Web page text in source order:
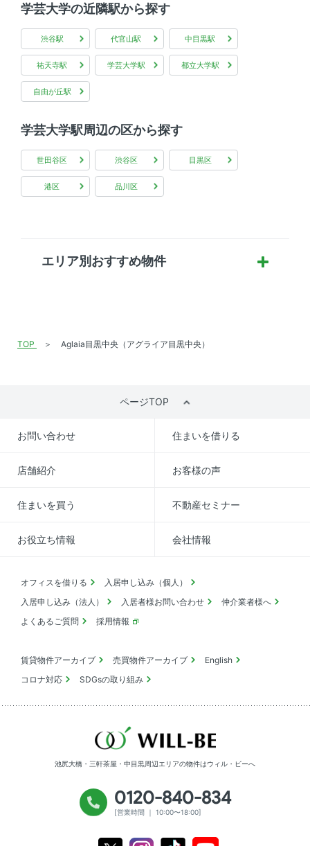
学芸大学の近隣駅から探す
渋谷駅 代官山駅 中目黒駅
祐天寺駅 学芸大学駅 都立大学駅
自由が丘駅
学芸大学駅周辺の区から探す
世田谷区 渋谷区 目黒区
港区 品川区
エリア別おすすめ物件
TOP Aglaia目黒中央（アグライア目黒中央）
ページTOP
お問い合わせ 住まいを借りる
店舗紹介 お客様の声
住まいを買う 不動産セミナー
お役立ち情報 会社情報
オフィスを借りる
入居申し込み（個人）
入居申し込み（法人）
入居者様お問い合わせ
仲介業者様へ
よくあるご質問
採用情報
賃貸物件アーカイブ 売買物件アーカイブ
English
コロナ対応
SDGsの取り組み
池尻大橋・三軒茶屋・中目黒周辺エリアの物件はウィル・ビーへ
0120-840-834
[営業時間 ｜ 10:00〜18:00]
InstagramTiktok